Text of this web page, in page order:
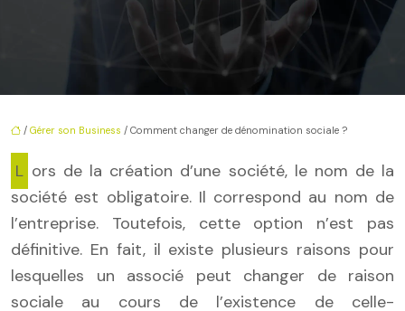
/ Gérer son Business / Comment changer de dénomination sociale ?
Lors de la création d’une société, le nom de la
société est obligatoire. Il correspond au nom de
l’entreprise. Toutefois, cette option n’est pas
définitive. En fait, il existe plusieurs raisons pour
lesquelles un associé peut changer de raison
sociale au cours de l’existence de celle-